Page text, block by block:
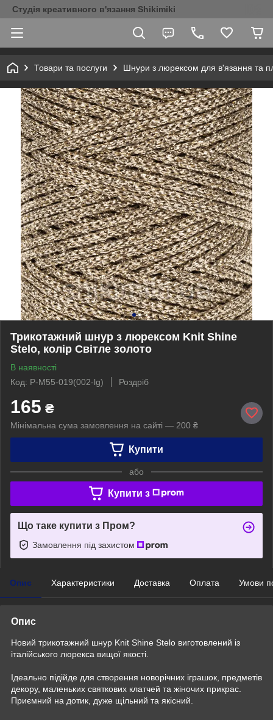
Студія креативного в'язання Shikimiki
Товари та послуги Шнури з люрексом для в'язання та
Трикотажний шнур з люрексом Knit Shine
Stelo, колір Світле золото
В наявності
Код: P-M55-019(002-lg)
Роздріб
165 ₴
Мінімальна сума замовлення на сайті — 200 ₴
Купити
або
Купити з
Що таке купити з Пром?
Замовлення під захистом
Опис Характеристики Доставка Оплата Умови
Опис
Новий трикотажний шнур Knit Shine Stelo виготовлений із
італійського люрекса вищої якості.
Ідеально підійде для створення новорічних іграшок, предметів
декору, маленьких святкових клатчей та жіночих прикрас.
Приємний на дотик, дуже щільний та якісний.